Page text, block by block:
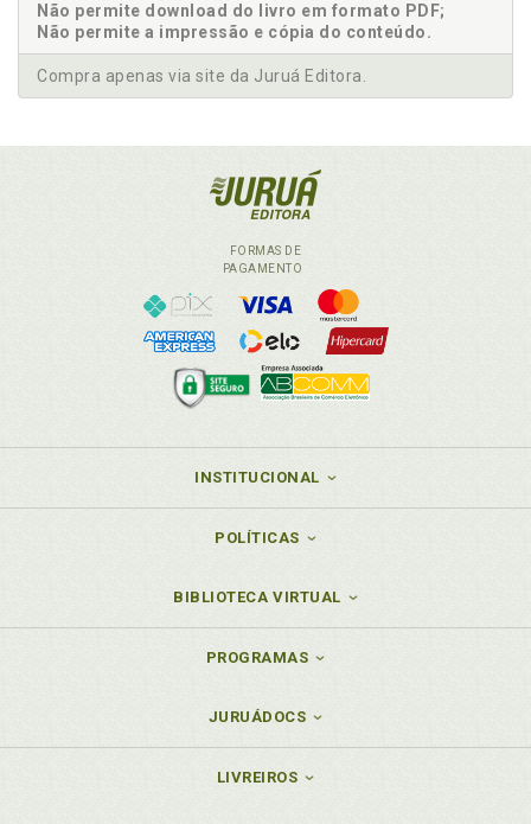
Não permite download do livro em formato PDF;
Não permite a impressão e cópia do conteúdo.
Compra apenas via site da Juruá Editora.
FORMAS DE
PAGAMENTO
INSTITUCIONAL
POLÍTICAS
BIBLIOTECA VIRTUAL
PROGRAMAS
JURUÁDOCS
LIVREIROS